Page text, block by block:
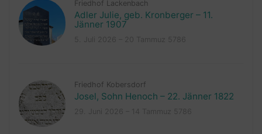
Friedhof Lackenbach
Adler Julie, geb. Kronberger – 11.
Jänner 1907
Friedhof Kobersdorf
Josel, Sohn Henoch – 22. Jänner 1822